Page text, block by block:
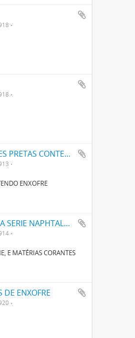
UM NOVO PROCESSO PARA A FABRICAÇÃO DE MATERIAS CORANTES PRETAS CONTENDO ENXOFRE
ENXOFRE
UM PROCESSO PARA PRODUZIR NOVAS UREIAS OU THIOUREIAS DA SERIE NAPHTALENE, E MATERIAS CORANTES POR MEIO DESTAS UREIAS E THIOUREIAS
E MATÉRIAS CORANTES
DE ENXOFRE